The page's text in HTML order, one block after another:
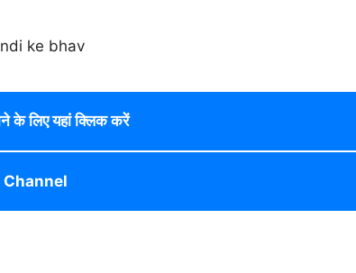
के लिए यहां क्लिक करें